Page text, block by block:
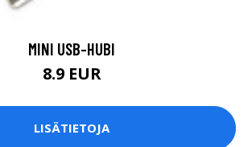
MINI USB-HUBI
8.9 EUR
LISÄTIETOJA